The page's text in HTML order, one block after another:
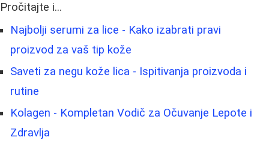
Pročitajte i...
Najbolji serumi za lice - Kako izabrati pravi
proizvod za vaš tip kože
Saveti za negu kože lica - Ispitivanja proizvoda i
rutine
Kolagen - Kompletan Vodič za Očuvanje Lepote i
Zdravlja